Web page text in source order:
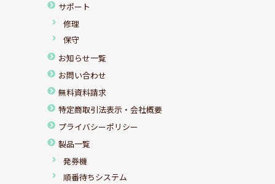
サポート
修理
保守
お知らせ一覧
お問い合わせ
無料資料請求
特定商取引法表示・会社概要
プライバシーポリシー
製品一覧
発券機
順番待ちシステム